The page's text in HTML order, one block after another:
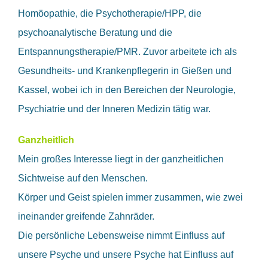
Homöopathie, die Psychotherapie/HPP, die
psychoanalytische Beratung und die
Entspannungstherapie/PMR. Zuvor arbeitete ich als
Gesundheits- und Krankenpflegerin in Gießen und
Kassel, wobei ich in den Bereichen der Neurologie,
Psychiatrie und der Inneren Medizin tätig war.
Ganzheitlich
Mein großes Interesse liegt in der ganzheitlichen
Sichtweise auf den Menschen.
Körper und Geist spielen immer zusammen, wie zwei
ineinander greifende Zahnräder.
Die persönliche Lebensweise nimmt Einfluss auf
unsere Psyche und unsere Psyche hat Einfluss auf